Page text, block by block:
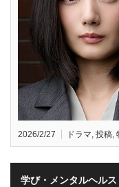
2026/2/27 ドラマ, 投稿,
学び・メンタルヘルス